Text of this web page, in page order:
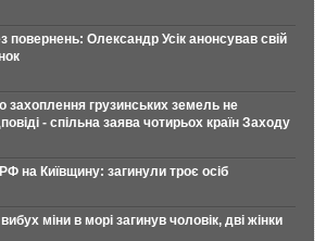
повернень: Олександр Усік анонсував свій
захоплення грузинських земель не
- спільна заява чотирьох країн Заходу
на Київщину: загинули троє осіб
міни в морі загинув чоловік, дві жінки